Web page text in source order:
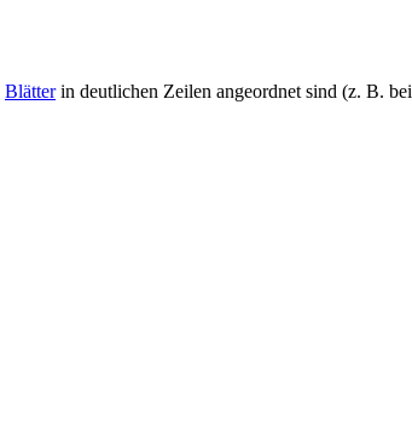
Blätterin deutlichen Zeilen angeordnet sind (z. B. bei